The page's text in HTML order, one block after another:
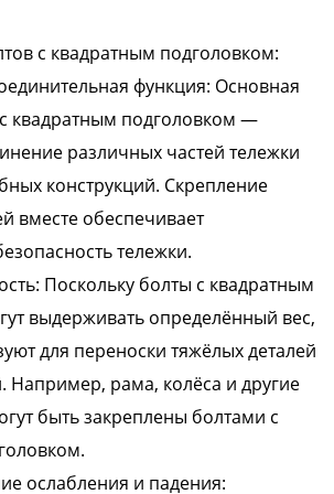
с квадратным подголовком:
функция: Основная
квадратным подголовком —
различных частей тележки
конструкций. Скрепление
вместе обеспечивает
тележки.
Поскольку болты с квадратным
выдерживать определённый вес,
для переноски тяжёлых деталей
Например, рама, колёса и другие
быть закреплены болтами с
ослабления и падения: